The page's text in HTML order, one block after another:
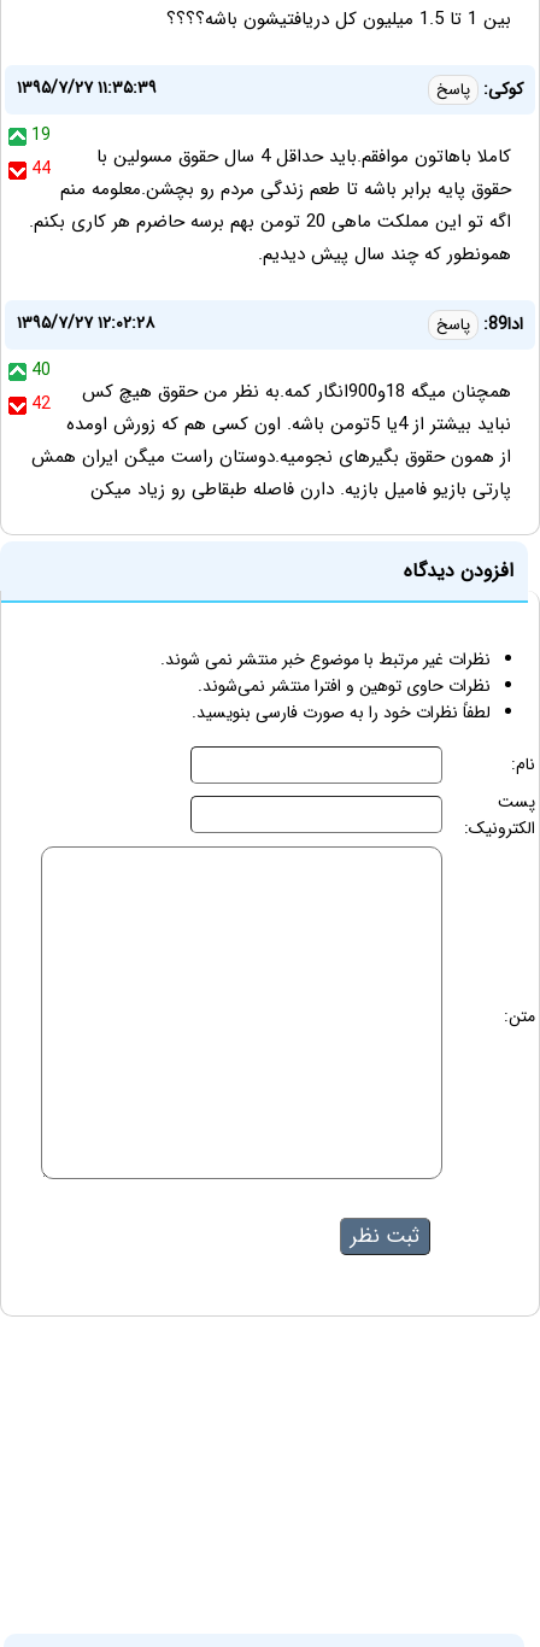
بين 1 تا 1.5 ميليون كل دريافتيشون باشه؟؟؟؟
کوکی: پاسخ
۱۳۹۵/۷/۲۷ ۱۱:۳۵:۳۹
19
44
کاملا باهاتون موافقم.باید حداقل 4 سال حقوق مسولین با
حقوق پایه برابر باشه تا طعم زندگی مردم رو بچشن.معلومه منم
اگه تو این مملکت ماهی 20 تومن بهم برسه حاضرم هر کاری بکنم.
همونطور که چند سال پیش دیدیم.
ادا89: پاسخ
۱۳۹۵/۷/۲۷ ۱۲:۰۲:۲۸
40
42
همچنان میگه 18و900انگار کمه.به نظر من حقوق هیچ کس
نباید بیشتر از 4یا 5تومن باشه. اون کسی هم که زورش اومده
از همون حقوق بگیرهای نجومیه.دوستان راست میگن ایران همش
پارتی بازیو فامیل بازیه. دارن فاصله طبقاطی رو زیاد میکن
افزودن دیدگاه
نظرات غیر مرتبط با موضوع خبر منتشر نمی شوند.
نظرات حاوی توهین و افترا منتشر نمی‌شوند.
لطفاً نظرات خود را به صورت فارسی بنویسید.
نام:
پست
الکترونیک:
متن: